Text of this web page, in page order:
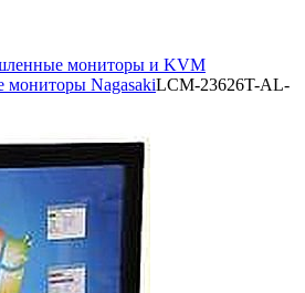
мониторы и KVM
NagasakiLCM-23626T-AL-